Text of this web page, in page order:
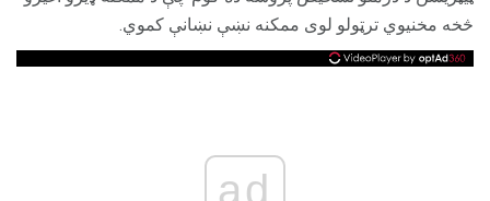
څخه مخنیوي ترټولو لوی ممکنه نښې نښانې کموي.
ad